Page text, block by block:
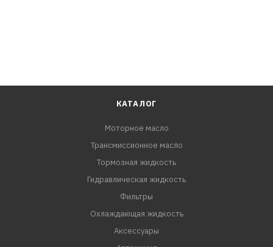
КАТАЛОГ
Моторное масло
Трансмиссионное масло
Тормозная жидкость
Гидравлическая жидкость
Фильтры
Охлаждающая жидкость
Аксессуары